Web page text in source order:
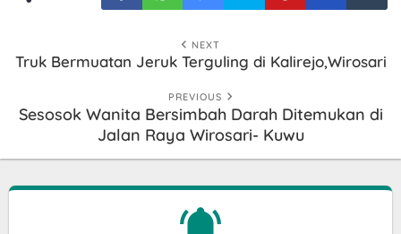
NEXT
Truk Bermuatan Jeruk Terguling di Kalirejo,Wirosari
PREVIOUS
Sesosok Wanita Bersimbah Darah Ditemukan di
Jalan Raya Wirosari- Kuwu